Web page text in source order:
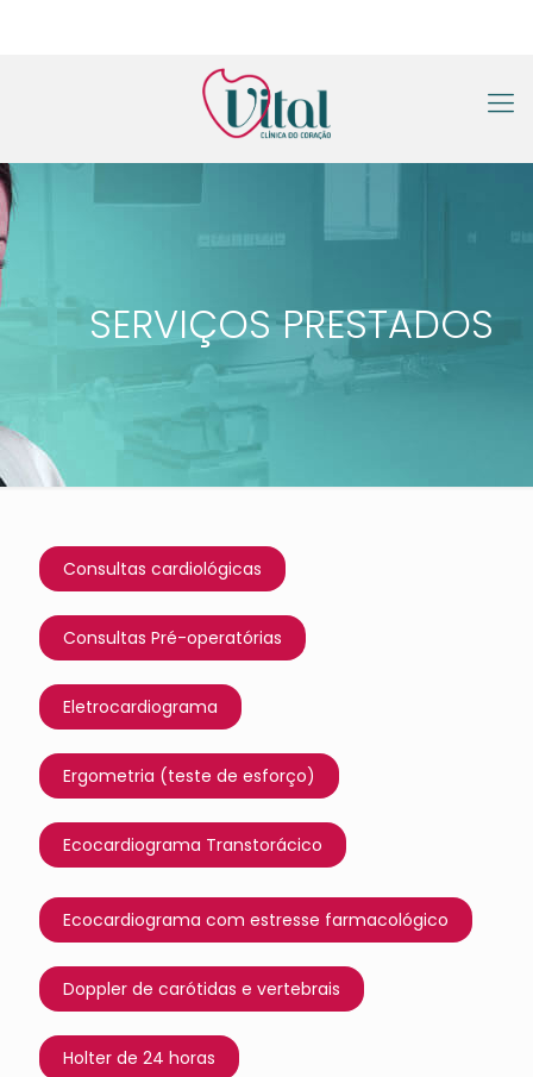
SERVIÇOS PRESTADOS
Consultas cardiológicas
Consultas Pré-operatórias
Eletrocardiograma
Ergometria (teste de esforço)
Ecocardiograma Transtorácico
Ecocardiograma com estresse farmacológico
Doppler de carótidas e vertebrais
Holter de 24 horas